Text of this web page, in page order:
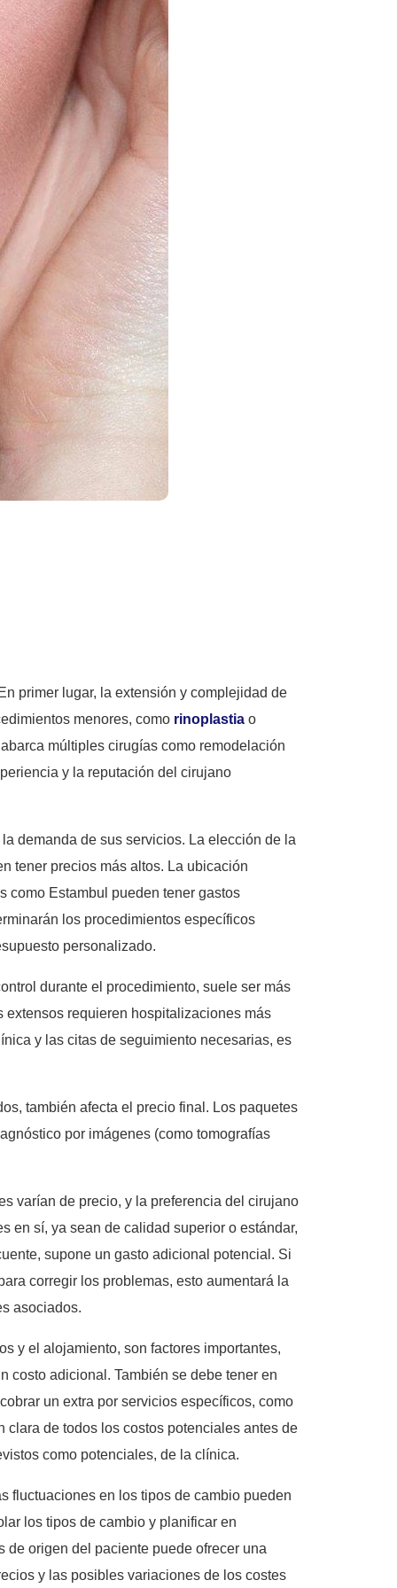
primer lugar, la extensión y complejidad de
menores, como rinoplastia o
múltiples cirugías como remodelación
y la reputación del cirujano
demanda de sus servicios. La elección de la
tener precios más altos. La ubicación
como Estambul pueden tener gastos
los procedimientos específicos
personalizado.
durante el procedimiento, suele ser más
requieren hospitalizaciones más
y las citas de seguimiento necesarias, es
también afecta el precio final. Los paquetes
por imágenes (como tomografías
varían de precio, y la preferencia del cirujano
en sí, ya sean de calidad superior o estándar,
supone un gasto adicional potencial. Si
corregir los problemas, esto aumentará la
asociados.
y el alojamiento, son factores importantes,
costo adicional. También se debe tener en
un extra por servicios específicos, como
de todos los costos potenciales antes de
como potenciales, de la clínica.
fluctuaciones en los tipos de cambio pueden
los tipos de cambio y planificar en
origen del paciente puede ofrecer una
y las posibles variaciones de los costes